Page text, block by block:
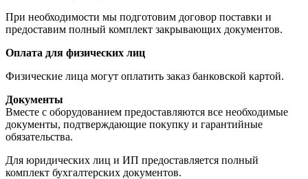
При необходимости мы подготовим договор поставки и
предоставим полный комплект закрывающих документов.
Оплата для физических лиц
Физические лица могут оплатить заказ банковской картой.
Документы
Вместе с оборудованием предоставляются все необходимые
документы, подтверждающие покупку и гарантийные
обязательства.
Для юридических лиц и ИП предоставляется полный
комплект бухгалтерских документов.